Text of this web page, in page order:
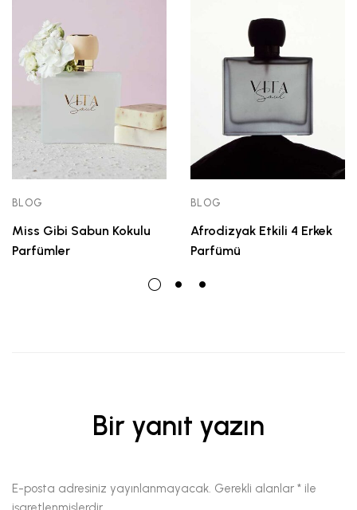
BLOG
Miss Gibi Sabun Kokulu
Parfümler
BLOG
Afrodizyak Etkili 4 Erkek
Parfümü
Bir yanıt yazın
E-posta adresiniz yayınlanmayacak. Gerekli alanlar * ile